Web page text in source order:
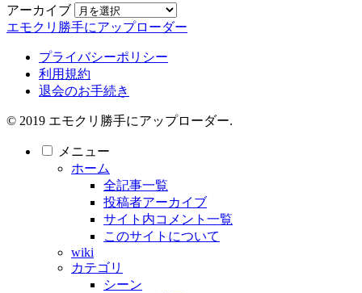
アーカイブ
エモクリ勝手にアップローダー
プライバシーポリシー
利用規約
退会のお手続き
© 2019 エモクリ勝手にアップローダー.
メニュー
ホーム
全記事一覧
投稿者アーカイブ
サイト内コメント一覧
このサイトについて
wiki
カテゴリ
シーン